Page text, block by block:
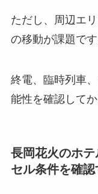
ただし、周辺エ
の移動が課題です
終電、臨時列車
能性を確認して
長岡花火のホ
セル条件を確認